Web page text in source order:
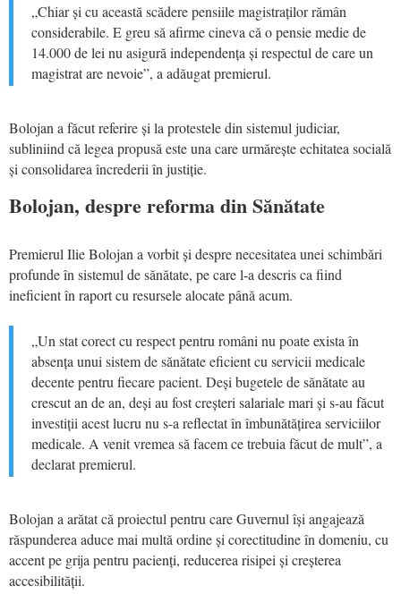
„Chiar și cu această scădere pensiile magistraților rămân
considerabile. E greu să afirme cineva că o pensie medie de
14.000 de lei nu asigură independența și respectul de care un
magistrat are nevoie”, a adăugat premierul.
Bolojan a făcut referire și la protestele din sistemul judiciar,
subliniind că legea propusă este una care urmărește echitatea socială
și consolidarea încrederii în justiție.
Bolojan, despre reforma din Sănătate
Premierul Ilie Bolojan a vorbit și despre necesitatea unei schimbări
profunde în sistemul de sănătate, pe care l-a descris ca fiind
ineficient în raport cu resursele alocate până acum.
„Un stat corect cu respect pentru români nu poate exista în
absența unui sistem de sănătate eficient cu servicii medicale
decente pentru fiecare pacient. Deși bugetele de sănătate au
crescut an de an, deși au fost creșteri salariale mari și s-au făcut
investiții acest lucru nu s-a reflectat în îmbunătățirea serviciilor
medicale. A venit vremea să facem ce trebuia făcut de mult”, a
declarat premierul.
Bolojan a arătat că proiectul pentru care Guvernul își angajează
răspunderea aduce mai multă ordine și corectitudine în domeniu, cu
accent pe grija pentru pacienți, reducerea risipei și creșterea
accesibilității.